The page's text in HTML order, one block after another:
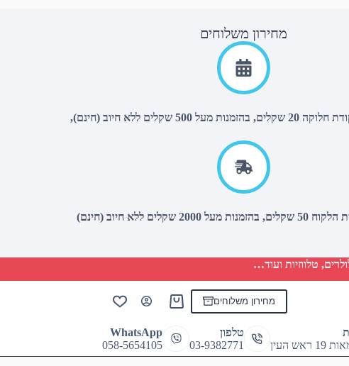
מחירון משלוחים
500 שקלים ללא חיוב (חינם),
שקלים ללא חיוב (חינם)
טלווזיות ועוד…
מחירון משלוחים
Shopping
ראש העין
טלפון
03-9382771
WhatsApp
058-5654105